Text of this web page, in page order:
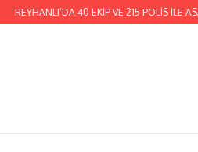
40 EKİP VE 215 POLİS İLE